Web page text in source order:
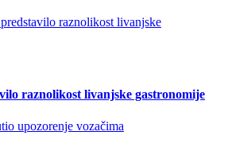
raznolikost livanjske gastronomije